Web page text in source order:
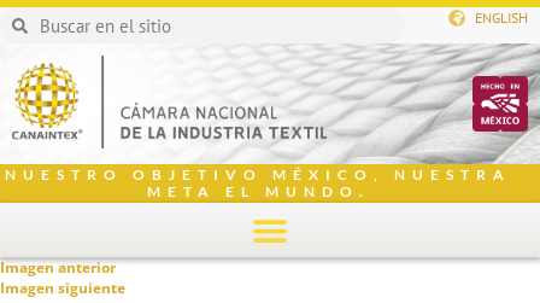
ENGLISH
NUESTRO OBJETIVO MÉXICO, NUESTRA
META EL MUNDO.
Imagen anterior
Imagen siguiente